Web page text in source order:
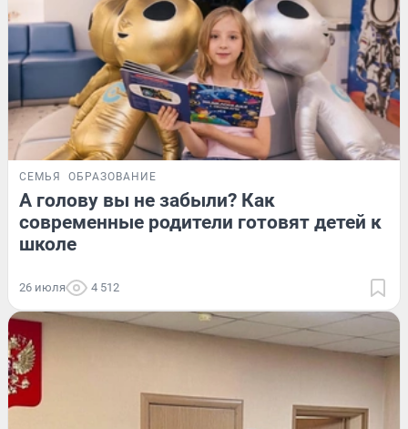
СЕМЬЯ ОБРАЗОВАНИЕ
А голову вы не забыли? Как
современные родители готовят детей к
школе
26 июля 4 512